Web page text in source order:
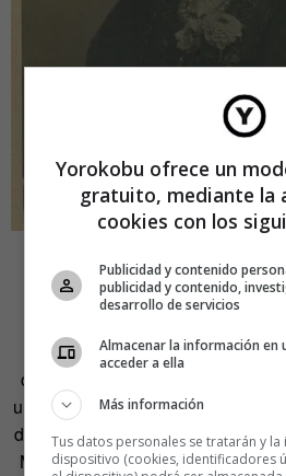
La partida:
periodista Miguel Tato Amat la
colaboración en
, el
un matemático amigo de Zorrilla,
del republicanismo español:
Madrid con sus dos hijos y a
Yorokobu ofrece un
gratuito, mediante la
cookies con los
Publicidad y contenido
publicidad y contenido,
desarrollo de servicios
Almacenar la información en
acceder a ella
Más información
Tus datos personales se tratarán y
dispositivo (cookies, identificadores